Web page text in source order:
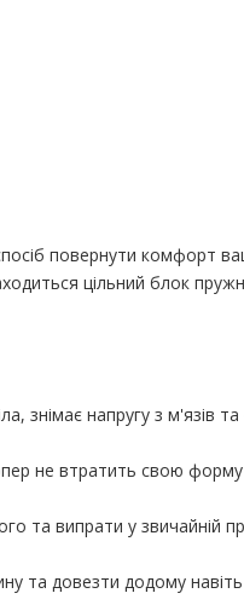
повернути комфорт
цільний блок
знімає напругу з м'язів
не втратить свою форму
та випрати у звичайній
та довезти додому